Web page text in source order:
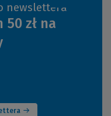
newslettera
zł na